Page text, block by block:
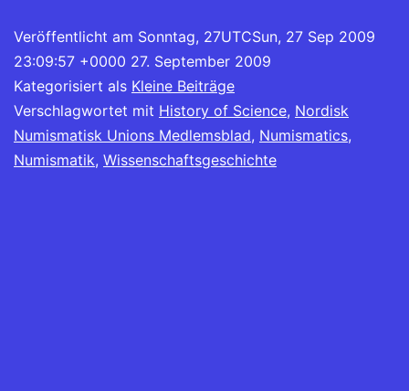
Veröffentlicht am Sonntag, 27UTCSun, 27 Sep 2009
23:09:57 +0000 27. September 2009
Kategorisiert als Kleine Beiträge
Verschlagwortet mit History of Science, Nordisk
Numismatisk Unions Medlemsblad, Numismatics,
Numismatik, Wissenschaftsgeschichte